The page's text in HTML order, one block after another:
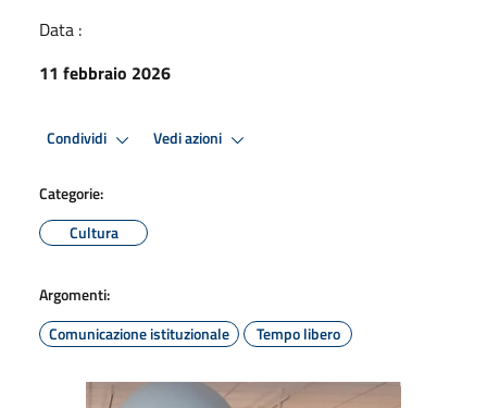
Data :
11 febbraio 2026
Condividi Vedi azioni
Categorie:
Cultura
Argomenti:
Comunicazione istituzionale
Tempo libero